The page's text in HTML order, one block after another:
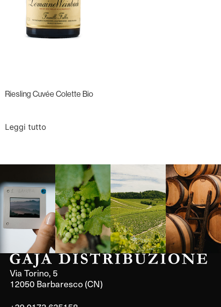
Riesling Cuvée Colette Bio
Leggi tutto
Borgogna,
Francia
Borgogna,
Francia
Instagram
Via Torino, 5
12050 Barbaresco (CN)